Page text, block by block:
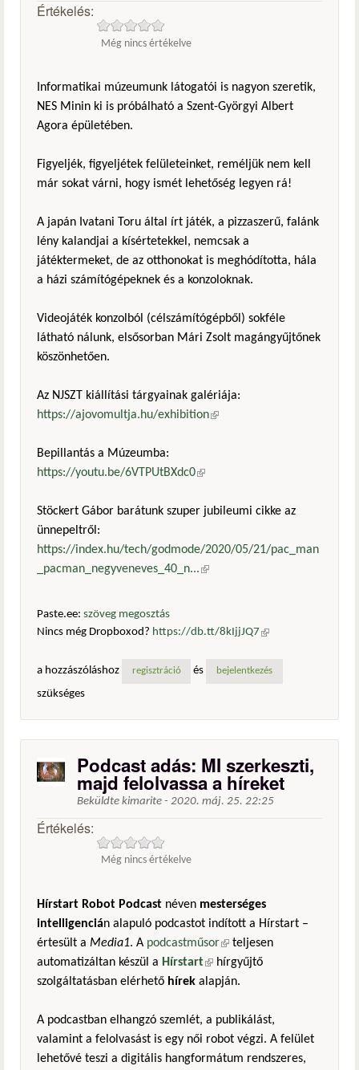
Értékelés:
Még nincs értékelve
Informatikai múzeumunk látogatói is nagyon szeretik,
NES Minin ki is próbálható a Szent-Györgyi Albert
Agora épületében.
Figyeljék, figyeljétek felületeinket, reméljük nem kell
már sokat várni, hogy ismét lehetőség legyen rá!
A japán Ivatani Toru által írt játék, a pizzaszerű, falánk
lény kalandjai a kísértetekkel, nemcsak a
játéktermeket, de az otthonokat is meghódította, hála
a házi számítógépeknek és a konzoloknak.
Videojáték konzolból (célszámítógépből) sokféle
látható nálunk, elsősorban Mári Zsolt magángyűjtőnek
köszönhetően.
Az NJSZT kiállítási tárgyainak galériája:
https://ajovomultja.hu/exhibition(külső hivatkozás)
Bepillantás a Múzeumba:
https://youtu.be/6VTPUtBXdc0(külső hivatkozás)
Stöckert Gábor barátunk szuper jubileumi cikke az
ünnepeltről:
https://index.hu/tech/godmode/2020/05/21/pac_man
_pacman_negyveneves_40_n...(külső hivatkozás)
Paste.ee: szöveg megosztás
Nincs még Dropboxod? https://db.tt/8kIjjJQ7 (külső
a hozzászóláshoz
regisztráció és bejelentkezés
szükséges
Podcast adás: MI szerkeszti,
majd felolvassa a híreket
Beküldte kimarite - 2020. máj. 25. 22:25
Értékelés:
Még nincs értékelve
Hírstart Robot Podcast néven mesterséges
intelligencián alapuló podcastot indított a Hírstart –
értesült a Media1. A podcastműsor(külső hivatkozás)
teljesen
automatizáltan készül a Hírstart(külső hivatkozás)
hírgyűjtő
szolgáltatásban elérhető hírek alapján.
A podcastban elhangzó szemlét, a publikálást,
valamint a felolvasást is egy női robot végzi. A felület
lehetővé teszi a digitális hangformátum rendszeres,